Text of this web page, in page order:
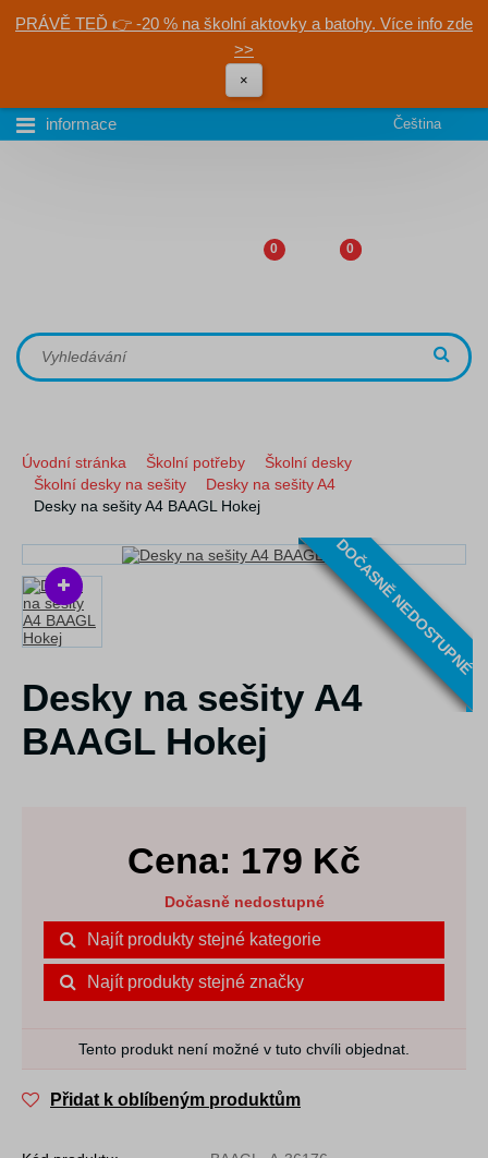
PRÁVĚ TEĎ 👉 -20 % na školní aktovky a batohy. Více info zde
>>
×
informace Čeština
0 0
Úvodní stránka Školní potřeby
Školní desky
Školní desky na sešity
Desky na sešity A4
Desky na sešity A4 BAAGL Hokej
DOČASNĚ NEDOSTUPNÉ
Desky na sešity A4
BAAGL Hokej
Cena: 179 Kč
Dočasně nedostupné
Najít produkty stejné kategorie
Najít produkty stejné značky
Tento produkt není možné v tuto chvíli objednat.
Přidat k oblíbeným produktům